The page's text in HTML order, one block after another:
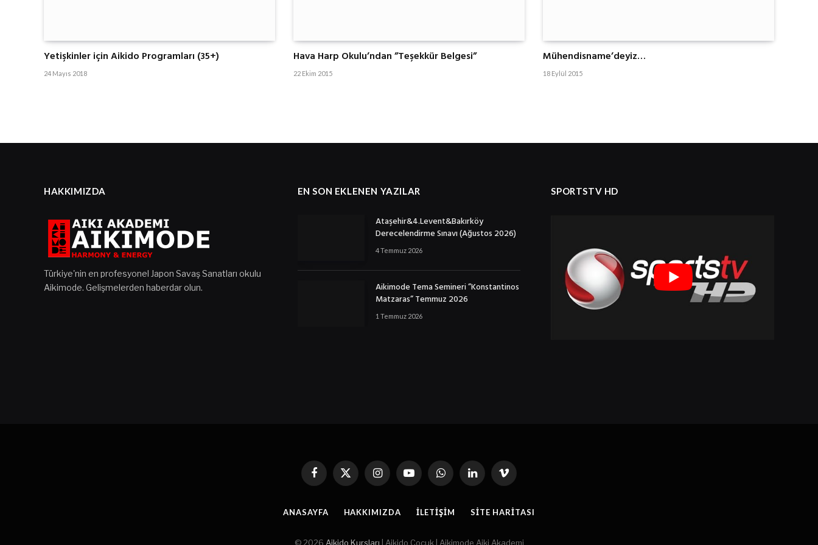
Yetişkinler için Aikido Programları (35+)
24 Mayıs 2018
Hava Harp Okulu’ndan ”Teşekkür Belgesi”
22 Ekim 2015
Mühendisname’deyiz…
18 Eylül 2015
HAKKIMIZDA
Türkiye'nin en profesyonel Japon Savaş Sanatları okulu
Aikimode. Gelişmelerden haberdar olun.
EN SON EKLENEN YAZILAR
Ataşehir&4.Levent&Bakırköy
Derecelendirme Sınavı (Ağustos 2026)
4 Temmuz 2026
Aikimode Tema Semineri ”Konstantinos
Matzaras” Temmuz 2026
1 Temmuz 2026
SPORTSTV HD
Facebook
X
InstagramYouTubeWhatsAppLinkedin'deVimeo
ANASAYFA HAKKIMIZDA İLETIŞIM SITE HARITASI
© 2026 Aikido Kursları | Aikido Çocuk | Aikimode Aiki Akademi